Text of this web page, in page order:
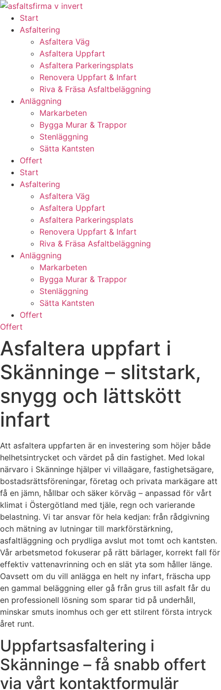
Skip
content
Start
Asfaltering
Asfaltera Väg
Asfaltera Uppfart
Asfaltera Parkeringsplats
Renovera Uppfart & Infart
Riva & Fräsa Asfaltbeläggning
Anläggning
Markarbeten
Bygga Murar & Trappor
Stenläggning
Sätta Kantsten
Offert
Start
Asfaltering
Asfaltera Väg
Asfaltera Uppfart
Asfaltera Parkeringsplats
Renovera Uppfart & Infart
Riva & Fräsa Asfaltbeläggning
Anläggning
Markarbeten
Bygga Murar & Trappor
Stenläggning
Sätta Kantsten
Offert
Offert
Asfaltera uppfart i
Skänninge – slitstark,
snygg och lättskött
infart
Att asfaltera uppfarten är en investering som höjer både
helhetsintrycket och värdet på din fastighet. Med lokal
närvaro i Skänninge hjälper vi villaägare, fastighetsägare,
bostadsrättsföreningar, företag och privata markägare att
få en jämn, hållbar och säker körväg – anpassad för vårt
klimat i Östergötland med tjäle, regn och varierande
belastning. Vi tar ansvar för hela kedjan: från rådgivning
och mätning av lutningar till markförstärkning,
asfaltläggning och prydliga avslut mot tomt och kantsten.
Vår arbetsmetod fokuserar på rätt bärlager, korrekt fall för
effektiv vattenavrinning och en slät yta som håller länge.
Oavsett om du vill anlägga en helt ny infart, fräscha upp
en gammal beläggning eller gå från grus till asfalt får du
en professionell lösning som sparar tid på underhåll,
minskar smuts inomhus och ger ett stilrent första intryck
året runt.
Uppfartsasfaltering i
Skänninge – få snabb offert
via vårt kontaktformulär